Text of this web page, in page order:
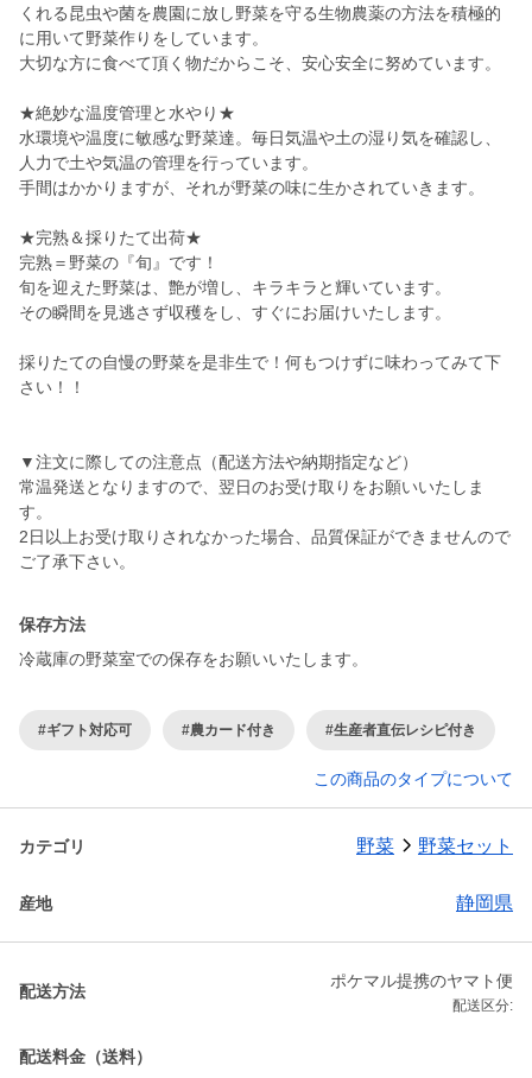
くれる昆虫や菌を農園に放し野菜を守る生物農薬の方法を積極的
に用いて野菜作りをしています。
大切な方に食べて頂く物だからこそ、安心安全に努めています。
★絶妙な温度管理と水やり★
水環境や温度に敏感な野菜達。毎日気温や土の湿り気を確認し、
人力で土や気温の管理を行っています。
手間はかかりますが、それが野菜の味に生かされていきます。
★完熟＆採りたて出荷★
完熟＝野菜の『旬』です！
旬を迎えた野菜は、艶が増し、キラキラと輝いています。
その瞬間を見逃さず収穫をし、すぐにお届けいたします。
採りたての自慢の野菜を是非生で！何もつけずに味わってみて下
さい！！
▼注文に際しての注意点（配送方法や納期指定など）
常温発送となりますので、翌日のお受け取りをお願いいたしま
す。
2日以上お受け取りされなかった場合、品質保証ができませんので
ご了承下さい。
保存方法
冷蔵庫の野菜室での保存をお願いいたします。
#ギフト対応可 #農カード付き #生産者直伝レシピ付き
この商品のタイプについて
カテゴリ 野菜 野菜セット
産地 静岡県
配送方法
ポケマル提携のヤマト便
配送区分:
配送料金（送料）